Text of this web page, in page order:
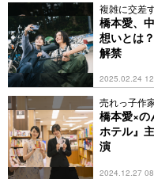
複雑に交差
す
橋本愛、
想いとは
解禁
2025.02.24
売れっ子作
橋本愛×の
ホテル』
演
2024.12.27